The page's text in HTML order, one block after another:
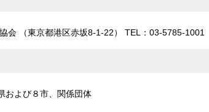
会 （東京都港区赤坂8-1-22） TEL：03-5785-1001
および８市、関係団体